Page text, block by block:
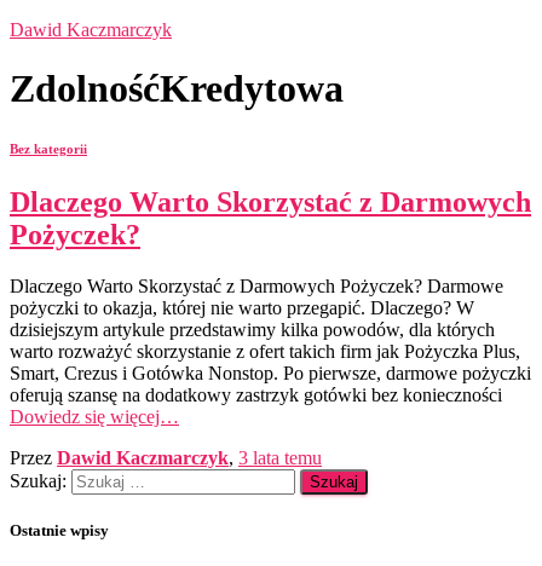
Dawid Kaczmarczyk
ZdolnośćKredytowa
Bez kategorii
Dlaczego Warto Skorzystać z Darmowych
Pożyczek?
Dlaczego Warto Skorzystać z Darmowych Pożyczek? Darmowe
pożyczki to okazja, której nie warto przegapić. Dlaczego? W
dzisiejszym artykule przedstawimy kilka powodów, dla których
warto rozważyć skorzystanie z ofert takich firm jak Pożyczka Plus,
Smart, Crezus i Gotówka Nonstop. Po pierwsze, darmowe pożyczki
oferują szansę na dodatkowy zastrzyk gotówki bez konieczności
Dowiedz się więcej…
Przez Dawid Kaczmarczyk, 3 lata temu
Szukaj:
Ostatnie wpisy